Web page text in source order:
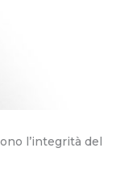
l’integrità del